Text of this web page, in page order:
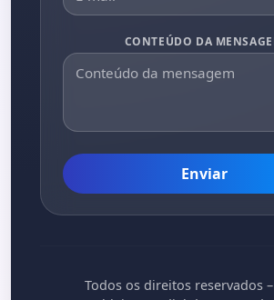
CONTEÚDO DA
Enviar
Todos os direitos reservados –